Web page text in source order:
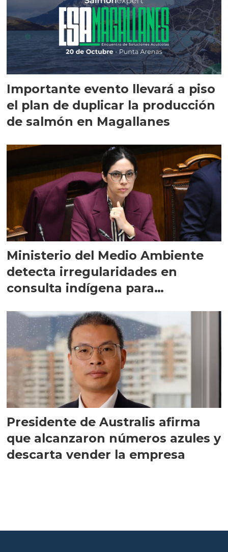
Importante evento llevará a piso
el plan de duplicar la producción
de salmón en Magallanes
Ministerio del Medio Ambiente
detecta irregularidades en
consulta indígena para
Presidente de Australis afirma
que alcanzaron números azules y
descarta vender la empresa